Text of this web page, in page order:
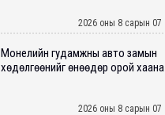
2026 оны 8 сарын 07
Монелийн гудамжны авто замын
хөдөлгөөнийг өнөөдөр орой хаана
2026 оны 8 сарын 07